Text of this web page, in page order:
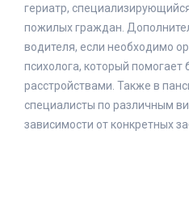
гериатр,
пожилых граждан.
водителя, если необходимо
психолога, который помогает
расстройствами. Также в
специалисты по различным
зависимости от конкретных